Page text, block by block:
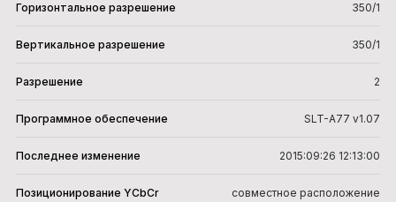
Горизонтальное разрешение 350/1
Вертикальное разрешение 350/1
Разрешение 2
Программное обеспечение SLT-A77 v1.07
Последнее изменение 2015:09:26 12:13:00
Позиционирование YCbCr совместное расположение